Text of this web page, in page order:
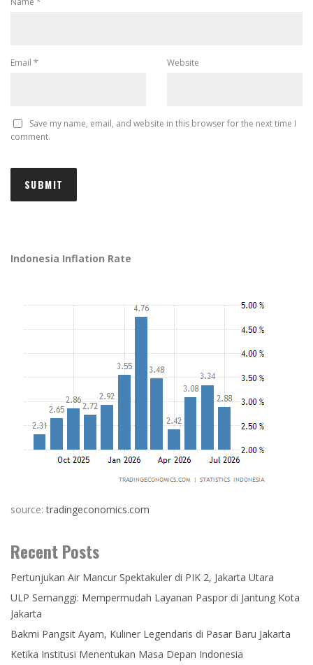
Email * Website
Save my name, email, and website in this browser for the next time I
comment.
Indonesia Inflation Rate
source:tradingeconomics.com
Recent Posts
Pertunjukan Air Mancur Spektakuler di PIK 2, Jakarta Utara
ULP Semanggi: Mempermudah Layanan Paspor di Jantung Kota
Jakarta
Bakmi Pangsit Ayam, Kuliner Legendaris di Pasar Baru Jakarta
Ketika Institusi Menentukan Masa Depan Indonesia